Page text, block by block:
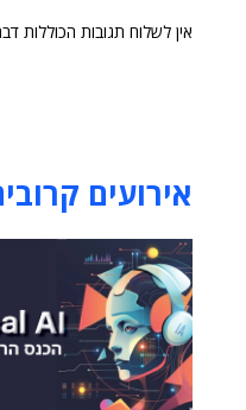
אין לשלוח תגובות הכוללות
אירועים